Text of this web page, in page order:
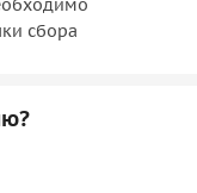
сбора